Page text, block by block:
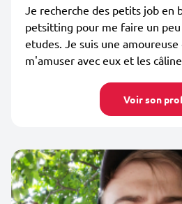
Je recherche des petits job en
petsitting pour me faire un
etudes. Je suis une
m'amuser avec eux et les
Voir son